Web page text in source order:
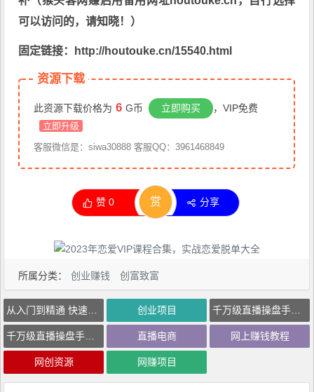
可以访问的，请知晓！）
固定链接：http://houtouke.cn/15540.html
资源下载
此资源下载价格为 6 G币 立即购买 ，VIP免费
立即升级
客服微信是：siwa30888 客服QQ：3961468849
赞0 赏 分享
所属分类： 创业赚钱 创富致富
创业项目
直播电商 网上赚钱教程
网创资源 网赚项目